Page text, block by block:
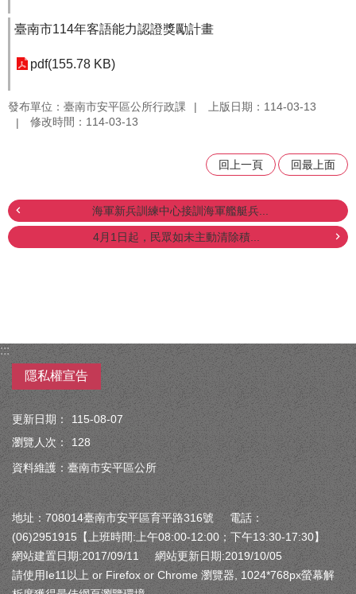
臺南市114年客語能力認證獎勵計畫
pdf(155.78 KB)
發布單位：臺南市安平區公所行政課
上版日期：114-03-13
修改時間：114-03-13
回上一頁 回最上面
海軍新兵訓練中心接訓海軍艦艇兵...
4月1日起，民眾如未主動清除積...
:::
隱私權宣告
更新日期：
115-08-07
瀏覽人次：
128
資料維護：臺南市安平區公所
地址：708014臺南市安平區育平路316號 電話：
(06)2951915【上班時間:上午08:00-12:00；下午13:30-17:30】
網站建置日期:2017/09/11 網站更新日期:2019/10/05
請使用Ie11以上 or Firefox or Chrome 瀏覽器, 1024*768px螢幕解